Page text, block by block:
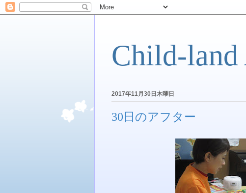
Child-
2017年11月30日木曜日
30日のアフター